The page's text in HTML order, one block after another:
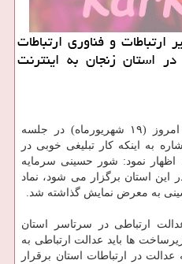
ارتباطات و فناوری ارتباطات
۳۵۰ مدرسه در استان زنجان به اینترنت
محمدجواد آذری جهرمی بامداد امروز (۱۹ شهریورماه) در جلسه
به اینکه کار تبلیغی خوبی در
اظهار نمود: شور حسینی سرمایه
استان برگزار می شود، نماد
به معرض نمایش گذاشته شد.
ارتباطی در سرتاسر استان
ها باید عدالت ارتباطی به
عدالت در ارتباطات استان برقرار